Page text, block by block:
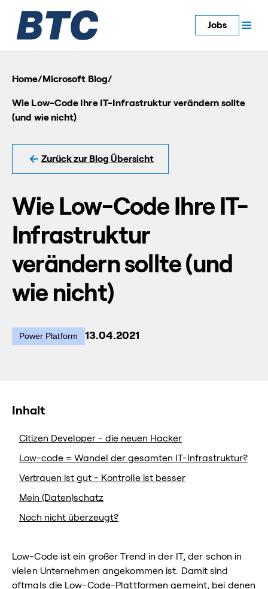
Jobs
Home/ Microsoft Blog/
Wie Low-Code Ihre IT-Infrastruktur verändern sollte
(und wie nicht)
Zurück zur Blog Übersicht
Wie Low-Code Ihre IT-
Infrastruktur
verändern sollte (und
wie nicht)
Power Platform 13.04.2021
Inhalt
Citizen Developer - die neuen Hacker
Low-code = Wandel der gesamten IT-Infrastruktur?
Vertrauen ist gut - Kontrolle ist besser
Mein (Daten)schatz
Noch nicht überzeugt?
Low-Code ist ein großer Trend in der IT, der schon in
vielen Unternehmen angekommen ist. Damit sind
oftmals die Low-Code-Plattformen gemeint, bei denen